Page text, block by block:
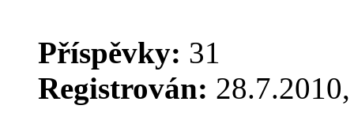
Příspěvky: 31
Registrován: